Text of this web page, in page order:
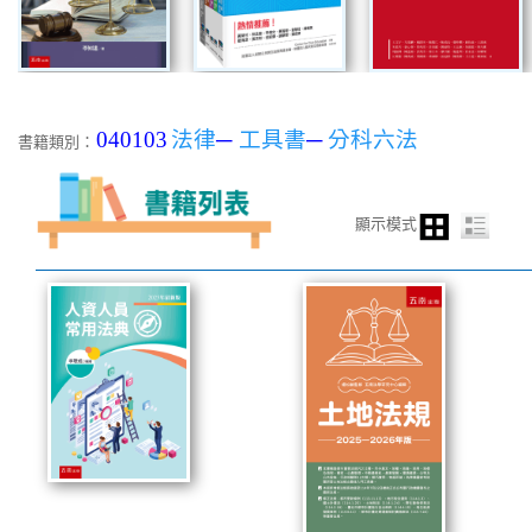
書籍類別： 040103 法律─ 工具書─ 分科六法
顯示模式